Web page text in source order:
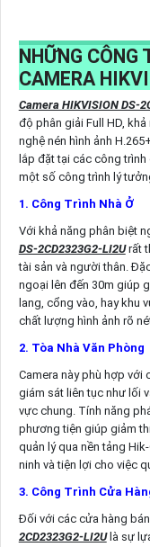
NHỮNG CÔNG
CAMERA
Camera HIKVISION DS-
độ phân giải Full HD,
nghệ nén hình ảnh
lắp đặt tại các công trình
một số công trình lý
1. Công Trình Nhà Ở
Với khả năng phân biệt
DS-2CD2323G2-LI2Urất
tài sản và người thân.
ngoại lên đến 30m giúp
lang, cổng vào, hay khu
chất lượng hình ảnh rõ
2. Tòa Nhà Văn Phòng
Camera này phù hợp với
giám sát liên tục như lối
vực chung. Tính năng
phương tiện giúp giảm
quản lý qua nền tảng
ninh và tiện lợi cho việc
3. Công Trình Cửa
Đối với các cửa hàng
2CD2323G2-LI2Ulà sự